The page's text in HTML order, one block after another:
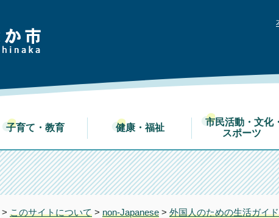
子育て・教育 健康・福祉
市民活動・文化・
スポーツ
> このサイトについて > non-Japanese > 外国人のための生活ガイ